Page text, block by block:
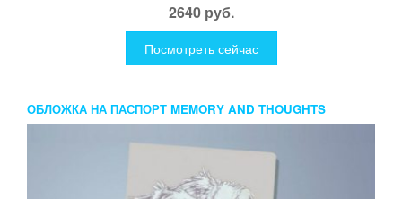
2640 руб.
Посмотреть сейчас
ОБЛОЖКА НА ПАСПОРТ MEMORY AND THOUGHTS